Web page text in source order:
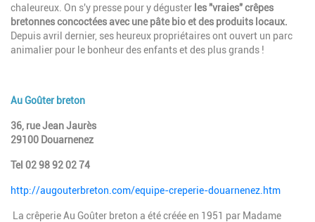
chaleureux. On s'y presse pour y déguster les "vraies" crêpes
bretonnes concoctées avec une pâte bio et des produits locaux.
Depuis avril dernier, ses heureux propriétaires ont ouvert un parc
animalier pour le bonheur des enfants et des plus grands !
Au Goûter breton
36, rue Jean Jaurès
29100 Douarnenez
Tel 02 98 92 02 74
http://augouterbreton.com/equipe-creperie-douarnenez.htm
La crêperie Au Goûter breton a été créée en 1951 par Madame